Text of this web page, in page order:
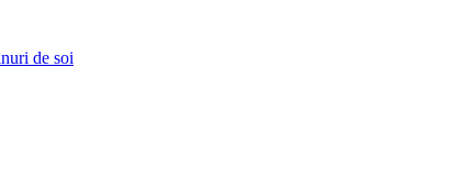
de soi